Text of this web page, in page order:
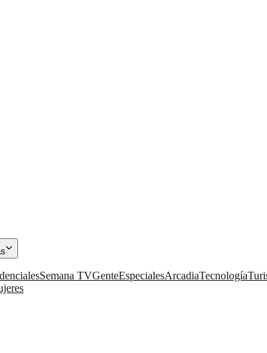
Semana TVGenteEspecialesArcadiaTecnología